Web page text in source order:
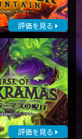
評価を見る
評価を見る